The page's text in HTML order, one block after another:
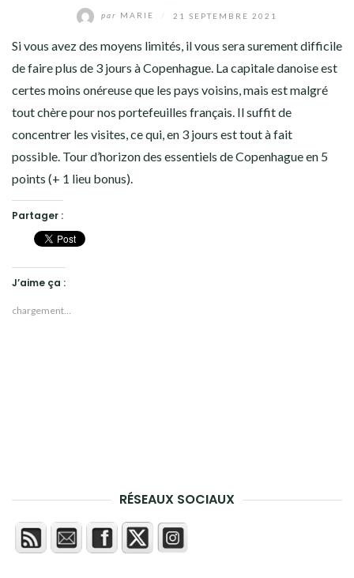
par MARIE 21 SEPTEMBRE 2021
Si vous avez des moyens limités, il vous sera surement difficile
de faire plus de 3 jours à Copenhague. La capitale danoise est
certes moins onéreuse que les pays voisins, mais est malgré
tout chère pour nos portefeuilles français. Il suffit de
concentrer les visites, ce qui, en 3 jours est tout à fait
possible. Tour d’horizon des essentiels de Copenhague en 5
points (+ 1 lieu bonus).
Partager :
J’aime ça :
chargement…
RÉSEAUX SOCIAUX